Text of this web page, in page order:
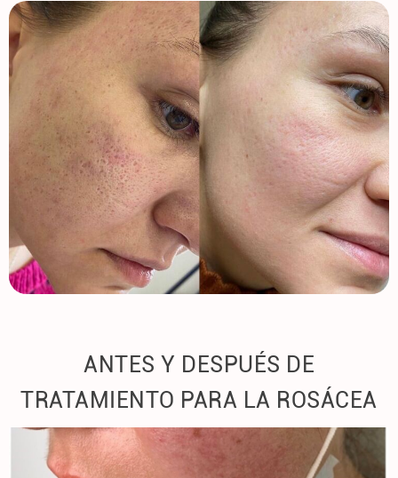
ANTES Y DESPUÉS DE
TRATAMIENTO PARA LA ROSÁCEA